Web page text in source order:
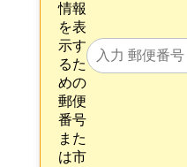
情報
を表
示す
るた
めの
郵便
番号
また
は市